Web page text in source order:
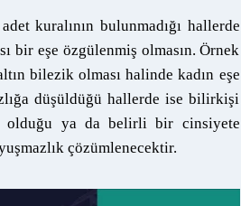
kuralının bulunmadığı hallerde
bir eşe özgülenmiş olmasın. Örnek
bilezik olması halinde kadın eşe
düşüldüğü hallerde ise bilirkişi
olduğu ya da belirli bir cinsiyete
çözümlenecektir.